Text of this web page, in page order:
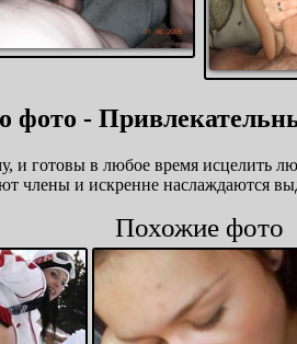
фото -
и готовы в любое время исцелить
члены и искренне наслаждаются
Похожие фото